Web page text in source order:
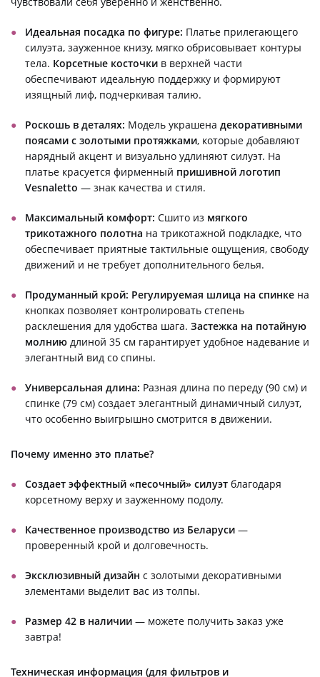
Идеальная посадка по фигуре: Платье прилегающего
силуэта, зауженное книзу, мягко обрисовывает контуры
тела. Корсетные косточки в верхней части
обеспечивают идеальную поддержку и формируют
изящный лиф, подчеркивая талию.
Роскошь в деталях: Модель украшена декоративными
поясами с золотыми протяжками, которые добавляют
нарядный акцент и визуально удлиняют силуэт. На
платье красуется фирменный пришивной логотип
Vesnaletto — знак качества и стиля.
Максимальный комфорт: Сшито из мягкого
трикотажного полотна на трикотажной подкладке, что
обеспечивает приятные тактильные ощущения, свободу
движений и не требует дополнительного белья.
Продуманный крой: Регулируемая шлица на спинке на
кнопках позволяет контролировать степень
расклешения для удобства шага. Застежка на потайную
молнию длиной 35 см гарантирует удобное надевание и
элегантный вид со спины.
Универсальная длина: Разная длина по переду (90 см) и
спинке (79 см) создает элегантный динамичный силуэт,
что особенно выигрышно смотрится в движении.
Почему именно это платье?
Создает эффектный «песочный» силуэт благодаря
корсетному верху и зауженному подолу.
Качественное производство из Беларуси —
проверенный крой и долговечность.
Эксклюзивный дизайн с золотыми декоративными
элементами выделит вас из толпы.
Размер 42 в наличии — можете получить заказ уже
завтра!
Техническая информация (для фильтров и